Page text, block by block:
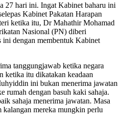
27 hari ini. Ingat Kabinet baharu ini
Kabinet Pakatan Harapan
ketika itu, Dr Mahathir Mohamad
Nasional (PN) diberi
dengan membentuk Kabinet
tanggungjawab ketika negara
ketika itu dikatakan keadaan
ini bukan menerima jawatan
rumah dengan basuh kaki sahaja.
sahaja menerima jawatan. Masa
kalangan mereka mungkin perlu